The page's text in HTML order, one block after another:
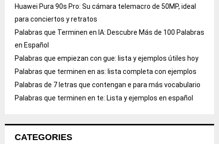
Huawei Pura 90s Pro: Su cámara telemacro de 50MP, ideal
para conciertos y retratos
Palabras que Terminen en IA: Descubre Más de 100 Palabras
en Español
Palabras que empiezan con gue: lista y ejemplos útiles hoy
Palabras que terminen en as: lista completa con ejemplos
Palabras de 7 letras que contengan e para más vocabulario
Palabras que terminen en te: Lista y ejemplos en español
CATEGORIES